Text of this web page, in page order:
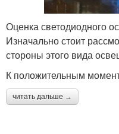
Оценка светодиодного
Изначально стоит
стороны этого вида
К положительным
читать дальше →